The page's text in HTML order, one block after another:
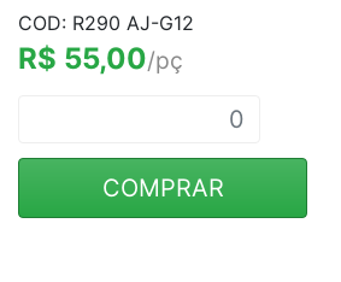
COD: R290 AJ-G12
R$ 55,00/pç
COMPRAR